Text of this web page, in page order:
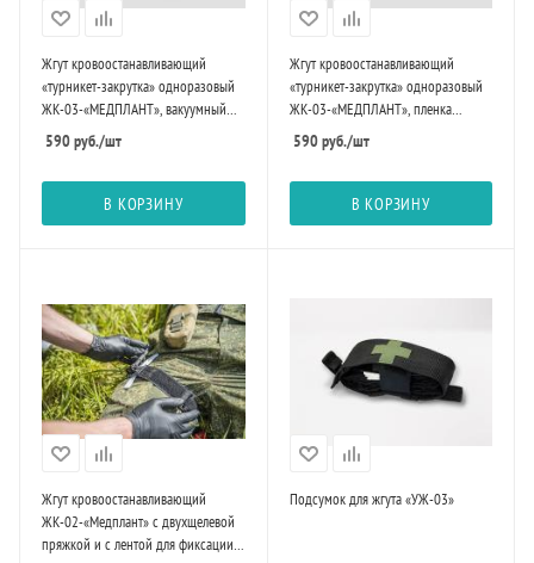
Жгут кровоостанавливающий
«турникет-закрутка» одноразовый
ЖК-03-«МЕДПЛАНТ», вакуумный
пакет
590руб./шт
В КОРЗИНУ
Жгут кровоостанавливающий
«турникет-закрутка» одноразовый
ЖК-03-«МЕДПЛАНТ», пленка
упаковочная термоусадочная
590руб./шт
В КОРЗИНУ
Жгут крoвooстaнaвливaющий
ЖК-02-«Медплант» с двухщелевой
пряжкой и с лентой для фиксации
Подсумок для жгута «УЖ-03»